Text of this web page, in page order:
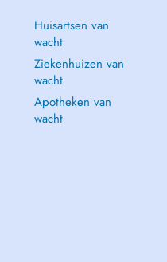
Huisartsen van
wacht
Ziekenhuizen van
wacht
Apotheken van
wacht